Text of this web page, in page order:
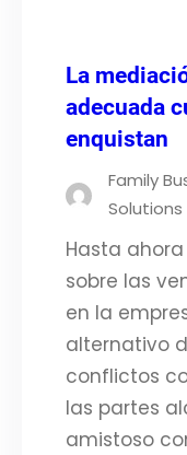
La
adecuada
enquistan
Family
Solutions
Hasta
sobre las
en la
alternativo
conflictos
las partes
amistoso